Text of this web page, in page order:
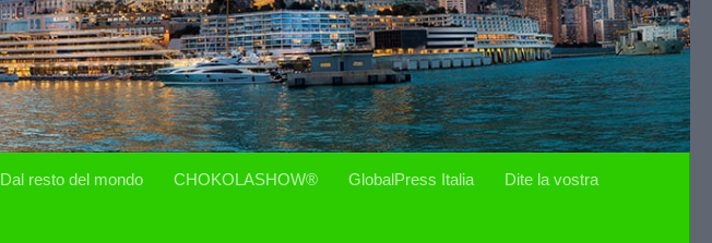
Dal resto del mondo CHOKOLASHOW® GlobalPress Italia Dite la vostra